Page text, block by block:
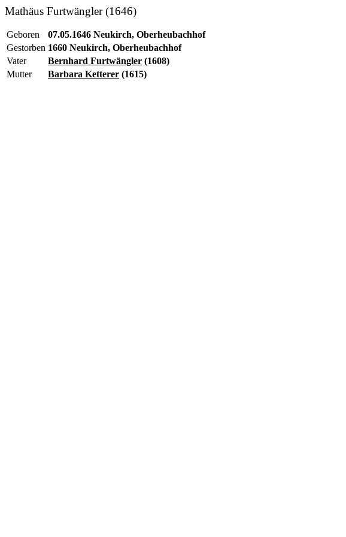
Mathäus Furtwängler (1646)
Geboren
07.05.1646 Neukirch, Oberheubachhof
Gestorben 1660 Neukirch, Oberheubachhof
Vater
Bernhard Furtwängler (1608)
Mutter
Barbara Ketterer (1615)